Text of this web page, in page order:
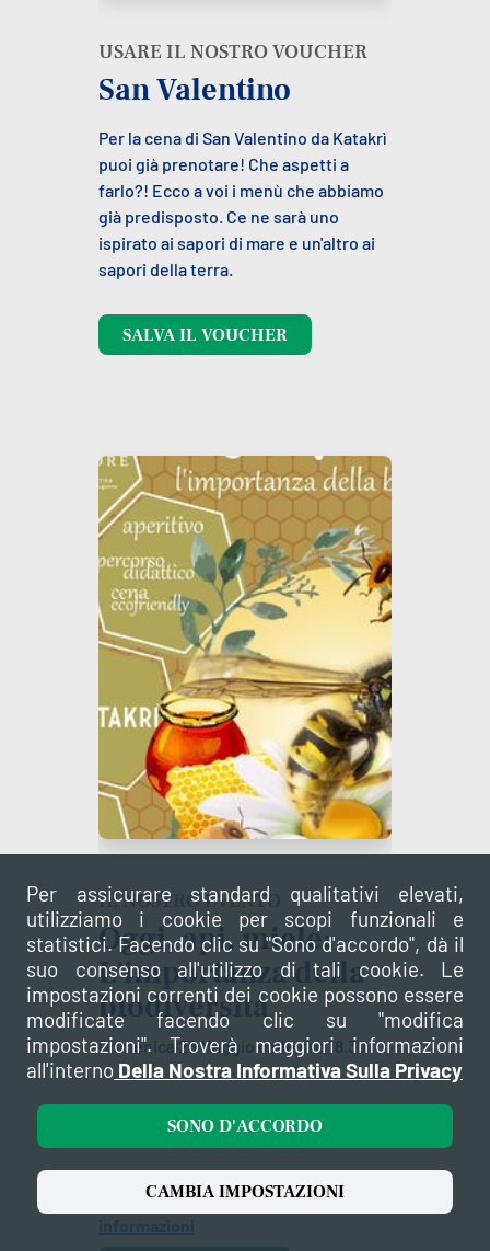
USARE IL NOSTRO VOUCHER
San Valentino
Per la cena di San Valentino da Katakrì
puoi già prenotare! Che aspetti a
farlo?! Ecco a voi i menù che abbiamo
già predisposto. Ce ne sarà uno
ispirato ai sapori di mare e un'altro ai
sapori della terra.
SALVA IL VOUCHER
IL NOSTRO EVENTO
Oggi, api, miele:
L'importanza della
biodiversità
Domenica 23 Maggio dalle ore 18.30
Oggi, api, miele: l'importanza della
biodiversità!
Vi aspettiamo presso il... più
Per assicurare standard qualitativi elevati,
utilizziamo i cookie per scopi funzionali e
statistici. Facendo clic su "Sono d'accordo", dà il
suo consenso all'utilizzo di tali cookie. Le
impostazioni correnti dei cookie possono essere
modificate facendo clic su "modifica
impostazioni". Troverà maggiori informazioni
all'interno Della Nostra Informativa Sulla Privacy
CAMBIA IMPOSTAZIONI
SONO D'ACCORDO